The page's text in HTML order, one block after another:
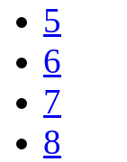
5
6
7
8